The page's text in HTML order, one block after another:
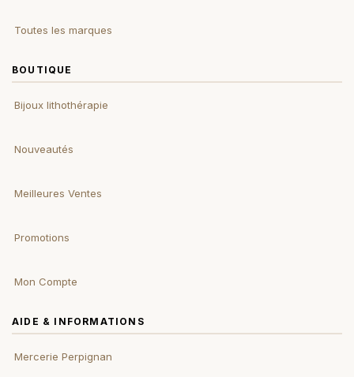
Toutes les marques
BOUTIQUE
Bijoux lithothérapie
Nouveautés
Meilleures Ventes
Promotions
Mon Compte
AIDE & INFORMATIONS
Mercerie Perpignan